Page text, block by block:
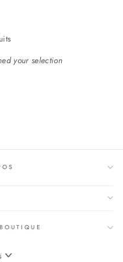
your selection